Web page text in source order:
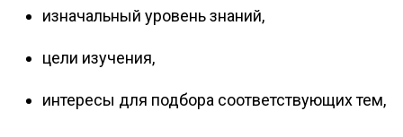
изначальный уровень знаний,
цели изучения,
интересы для подбора соответствующих тем,